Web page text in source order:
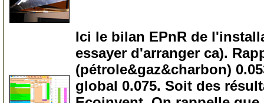
Ici le bilan EPnR de
essayer d'arranger ca).
(pétrole&gaz&charbon)
global 0.075. Soit des